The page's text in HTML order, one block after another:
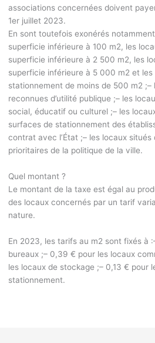
associations concernées doivent
1erjuillet 2023.
En sont toutefois exonérés
superficie inférieure à 100 m2, les
superficie inférieure à 2 500 m2, les
superficie inférieure à 5 000 m2 et les
stationnement de moins de 500 m2 ;–
reconnues d’utilité publique ;– les
social, éducatif ou culturel ;– les
surfaces de stationnement des
contrat avec l’État ;– les locaux situés
prioritaires de la politique de la ville.
Quel montant ?
Le montant de la taxe est égal au
des locaux concernés par un tarif
nature.
En 2023, les tarifs au m2 sont fixés à :
bureaux ;– 0,39 € pour les locaux
les locaux de stockage ;– 0,13 € pour
stationnement.